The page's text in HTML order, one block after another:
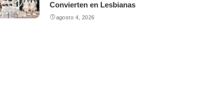
Convierten en Lesbianas
agosto 4, 2026